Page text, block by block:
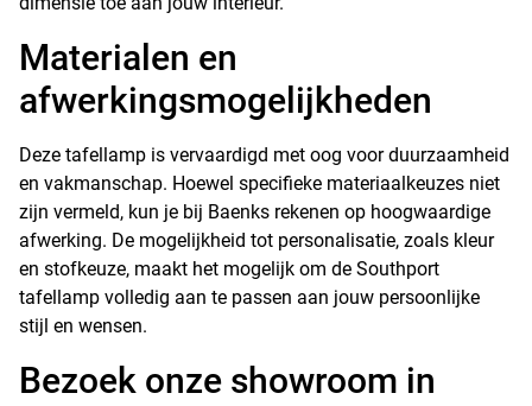
Materialen en
afwerkingsmogelijkheden
Deze tafellamp is vervaardigd met oog voor duurzaamheid
en vakmanschap. Hoewel specifieke materiaalkeuzes niet
zijn vermeld, kun je bij Baenks rekenen op hoogwaardige
afwerking. De mogelijkheid tot personalisatie, zoals kleur
en stofkeuze, maakt het mogelijk om de Southport
tafellamp volledig aan te passen aan jouw persoonlijke
stijl en wensen.
Bezoek onze showroom in